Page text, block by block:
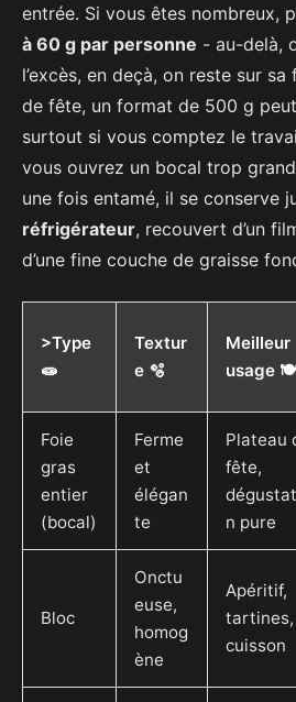
entrée. Si vous êtes nombreux,
à 60 g par personne - au-delà,
l’excès, en deçà, on reste sur
de fête, un format de 500 g
surtout si vous comptez le
vous ouvrez un bocal trop
une fois entamé, il se conserve
réfrigérateur, recouvert d’un
d’une fine couche de graisse
>Type
🧫
Textur
e 🫧
Meilleur
usage
Foie
gras
entier
(bocal)
Ferme
et
élégan
te
Plateau
fête,
n pure
Bloc
Onctu
euse,
homog
ène
Apéritif,
tartines,
cuisson